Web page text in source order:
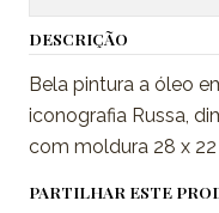
DESCRIÇÃO
Bela pintura a óleo
iconografia Russa,
com moldura 28 x
PARTILHAR ESTE